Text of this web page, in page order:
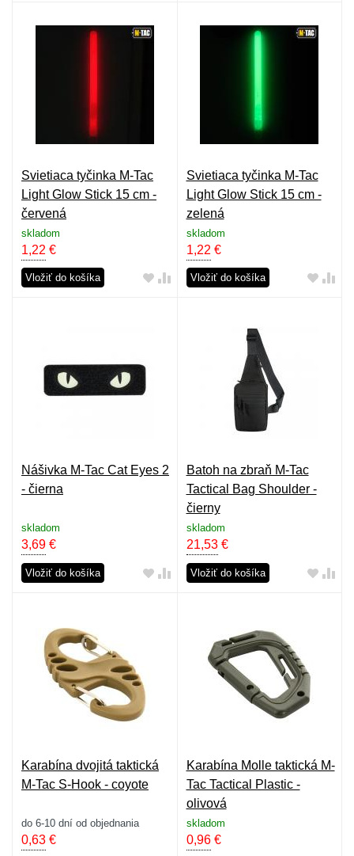
Svietiaca tyčinka M-Tac
Light Glow Stick 15 cm -
červená
skladom
1,22 €
Vložiť do košíka
Svietiaca tyčinka M-Tac
Light Glow Stick 15 cm -
zelená
skladom
1,22 €
Vložiť do košíka
Nášivka M-Tac Cat Eyes 2
- čierna
skladom
3,69 €
Vložiť do košíka
Batoh na zbraň M-Tac
Tactical Bag Shoulder -
čierny
skladom
21,53€
Vložiť do košíka
Karabína dvojitá taktická
M-Tac S-Hook - coyote
do 6-10 dní od objednania
0,63 €
Karabína Molle taktická M-
Tac Tactical Plastic -
olivová
skladom
0,96€